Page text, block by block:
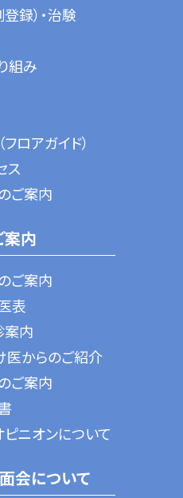
録）・治験
組み
ロアガイド）
ス
ご案内
案内
ご案内
表
案内
医からのご紹介
ご案内
ピニオンについて
会について